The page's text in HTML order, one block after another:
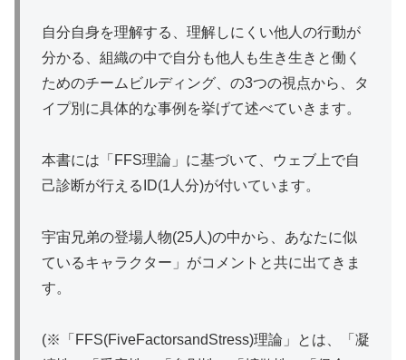
自分自身を理解する、理解しにくい他人の行動が
分かる、組織の中で自分も他人も生き生きと働く
ためのチームビルディング、の3つの視点から、タ
イプ別に具体的な事例を挙げて述べていきます。
本書には「FFS理論」に基づいて、ウェブ上で自
己診断が行えるID(1人分)が付いています。
宇宙兄弟の登場人物(25人)の中から、あなたに似
ているキャラクター」がコメントと共に出てきま
す。
(※「FFS(FiveFactorsandStress)理論」とは、「凝